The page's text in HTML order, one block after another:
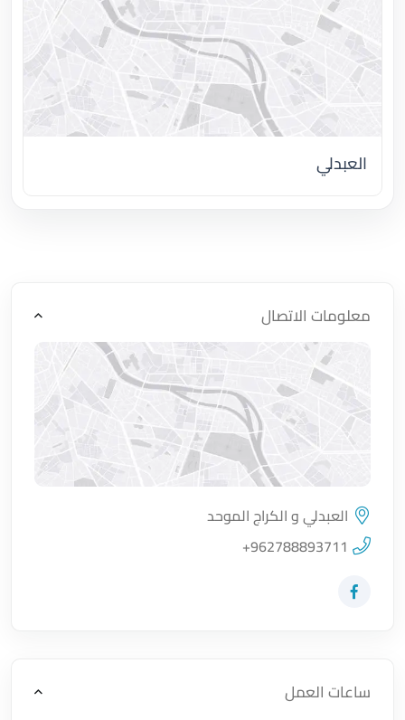
العبدلي
معلومات الاتصال
اضغط لتحميل الموقع
العبدلي و الكراج الموحد
+962788893711
زيارة حساب المتجر على Facebook-f
ساعات العمل